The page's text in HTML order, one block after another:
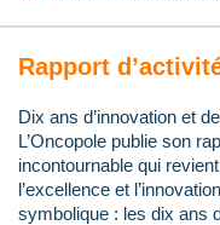
Rapport
Dix ans d’innovation et
L’Oncopole publie son
incontournable qui
l’excellence et
symbolique : les dix ans